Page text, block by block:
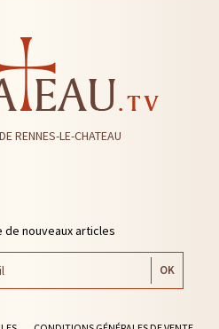
RENNES-LE-CHATEAU
nouveaux articles